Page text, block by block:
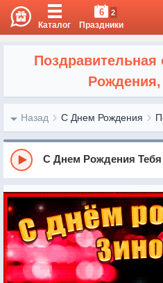
Каталог
6 2
Праздники
Поздравительная
Назад С Днем Рождения
С Днем Рождения Тебя